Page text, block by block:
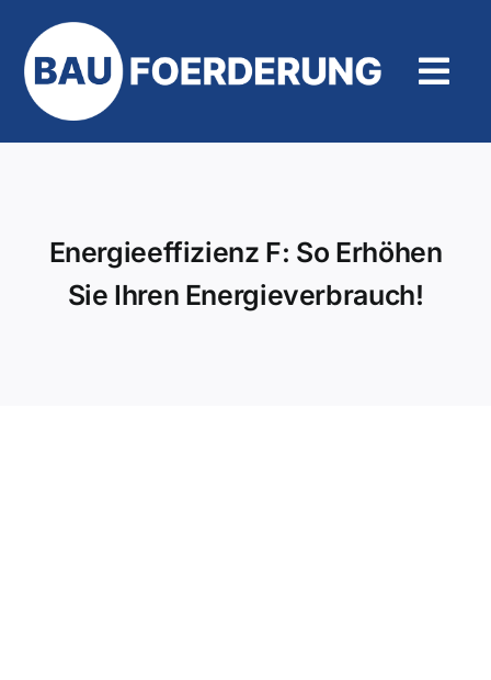
Inhalt
springen
Energieeffizienz F: So Erhöhen
Sie Ihren Energieverbrauch!